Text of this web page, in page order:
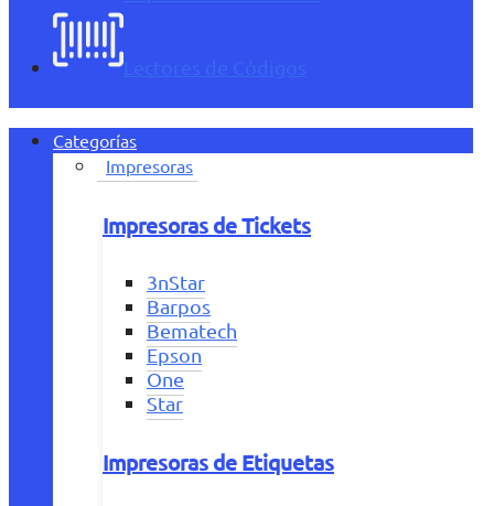
Lectores de Códigos
Categorías
Impresoras
Impresoras de Tickets
3nStar
Barpos
Bematech
Epson
One
Star
Impresoras de Etiquetas